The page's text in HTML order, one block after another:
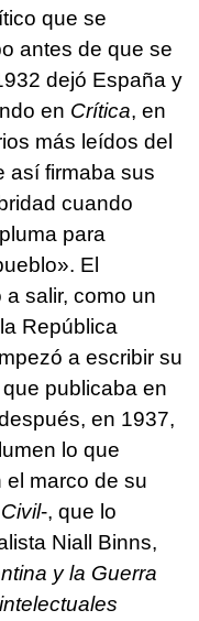
que se
antes de que se
dejó España y
en Crítica, en
más leídos del
así firmaba sus
cuando
para
El
salir, como un
República
a escribir su
que publicaba en
en 1937,
lo que
el marco de su
-, que lo
Niall Binns,
y la Guerra